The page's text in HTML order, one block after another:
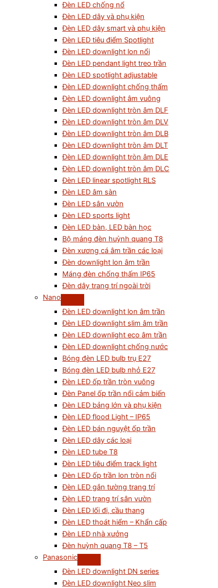
Đèn LED chống nổ
Đèn LED dây và phụ kiện
Đèn LED dây smart và phụ kiện
Đèn LED tiêu điểm Spotlight
Đèn LED downlight lon nổi
Đèn LED pendant light treo trần
Đèn LED spotlight adjustable
Đèn LED downlight chống thấm
Đèn LED downlight âm vuông
Đèn LED downlight tròn âm DLF
Đèn LED downlight tròn âm DLV
Đèn LED downlight tròn âm DLB
Đèn LED downlight tròn âm DLT
Đèn LED downlight tròn âm DLE
Đèn LED downlight tròn âm DLC
Đèn LED linear spotlight RLS
Đèn LED âm sàn
Đèn LED sân vườn
Đèn LED sports light
Đèn LED bàn, LED bàn học
Bộ máng đèn huỳnh quang T8
Đèn xương cá âm trần các loại
Đèn downlight lon âm trần
Máng đèn chống thấm IP65
Đèn dây trang trí ngoài trời
Nano
Đèn LED downlight lon âm trần
Đèn LED downlight slim âm trần
Đèn LED downlight eco âm trần
Đèn LED downlight chống nước
Bóng đèn LED bulb trụ E27
Bóng đèn LED bulb nhỏ E27
Đèn LED ốp trần tròn vuông
Đèn Panel ốp trần nổi cảm biến
Đèn LED bảng lớn và phụ kiện
Đèn LED flood Light – IP65
Đèn LED bán nguyệt ốp trần
Đèn LED dây các loại
Đèn LED tube T8
Đèn LED tiêu điểm track light
Đèn LED ốp trần lon tròn nổi
Đèn LED gắn tường trang trí
Đèn LED trang trí sân vườn
Đèn LED lối đi, cầu thang
Đèn LED thoát hiểm – Khẩn cấp
Đèn LED nhà xưởng
Đèn huỳnh quang T8 – T5
Panasonic
Đèn LED downlight DN series
Đèn LED downlight Neo slim